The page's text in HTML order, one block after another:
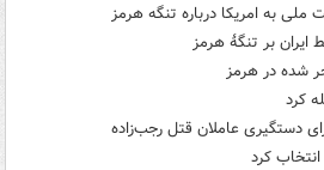
به امریکا درباره تنگه هرمز
بر تنگۀ هرمز
شده در هرمز
کرد
دستگیری عاملان قتل رجب‌زاده
کرد